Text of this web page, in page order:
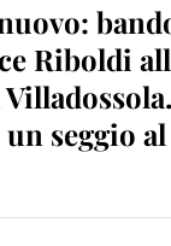
Riboldi
seggio